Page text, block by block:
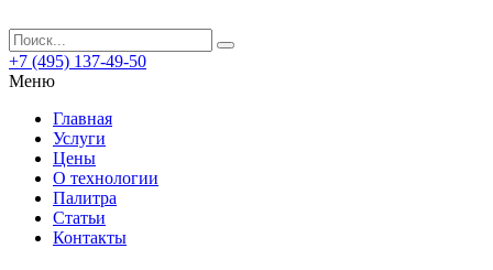
+7 (495) 137-49-50
Меню
Главная
Услуги
Цены
О технологии
Палитра
Статьи
Контакты